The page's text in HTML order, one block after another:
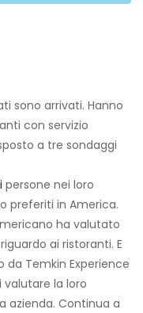
sono arrivati. Hanno
con servizio
a tre sondaggi
persone nei loro
preferiti in America.
ha valutato
ai ristoranti. E
da Temkin Experience
valutare la loro
azienda. Continua a